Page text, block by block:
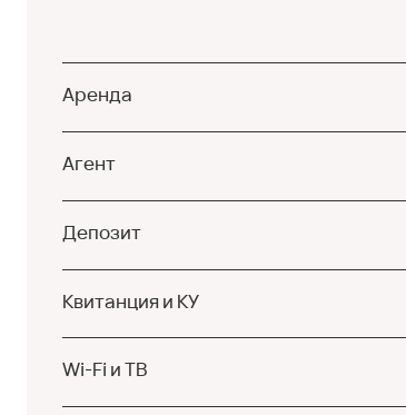
Аренда
Агент
Депозит
Квитанция и КУ
Wi-Fi и ТВ